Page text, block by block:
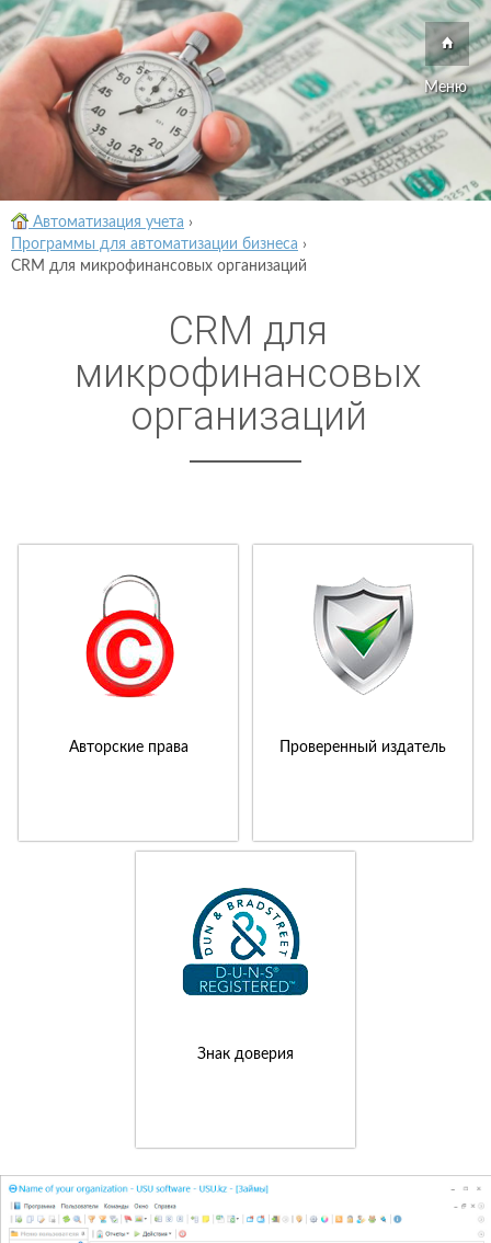
Меню
Автоматизация учета ›
Программы для автоматизации бизнеса ›
CRM для микрофинансовых организаций
CRM для
микрофинансовых
организаций
Авторские права Проверенный издатель
Знак доверия